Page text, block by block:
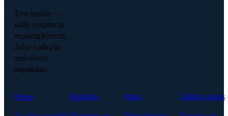
Ένα προϊόν —
κάθε επιφάνεια
περιλαμβάνεται.
Δείτε καθεμία
από κοντά
παρακάτω.
Notes Briefings Plans Talking points